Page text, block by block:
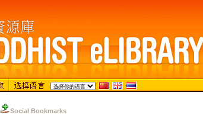
Social Bookmarks